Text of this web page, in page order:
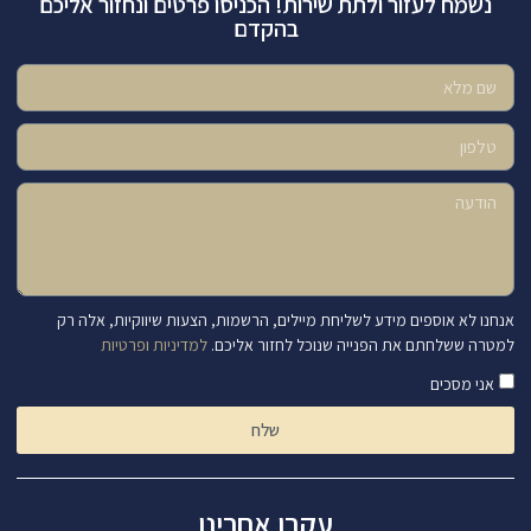
בהקדם
אנחנו לא אוספים מידע לשליחת מיילים, הרשמות, הצעות שיווקיות, אלה רק
למטרה ששלחתם את הפנייה שנוכל לחזור אליכם.למדיניות ופרטיות
אני מסכים
שלח